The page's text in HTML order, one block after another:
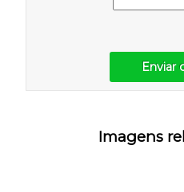
Enviar
Imagens